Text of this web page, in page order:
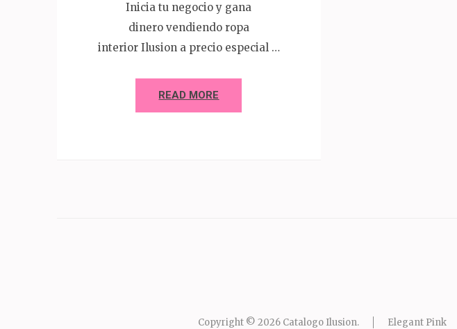
Inicia tu negocio y gana
dinero vendiendo ropa
interior Ilusion a precio especial …
READ MORE
Copyright © 2026 Catalogo Ilusion. Elegant Pink